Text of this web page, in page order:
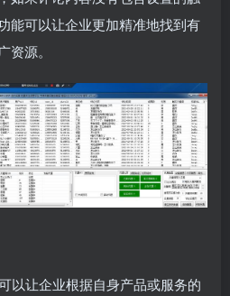
能可以让企业更加精准地找到有
源。
以让企业根据自身产品或服务的